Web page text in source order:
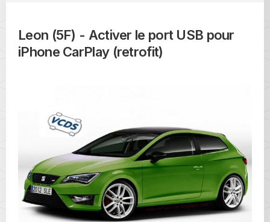
Leon (5F) - Activer le port USB pour
iPhone CarPlay (retrofit)